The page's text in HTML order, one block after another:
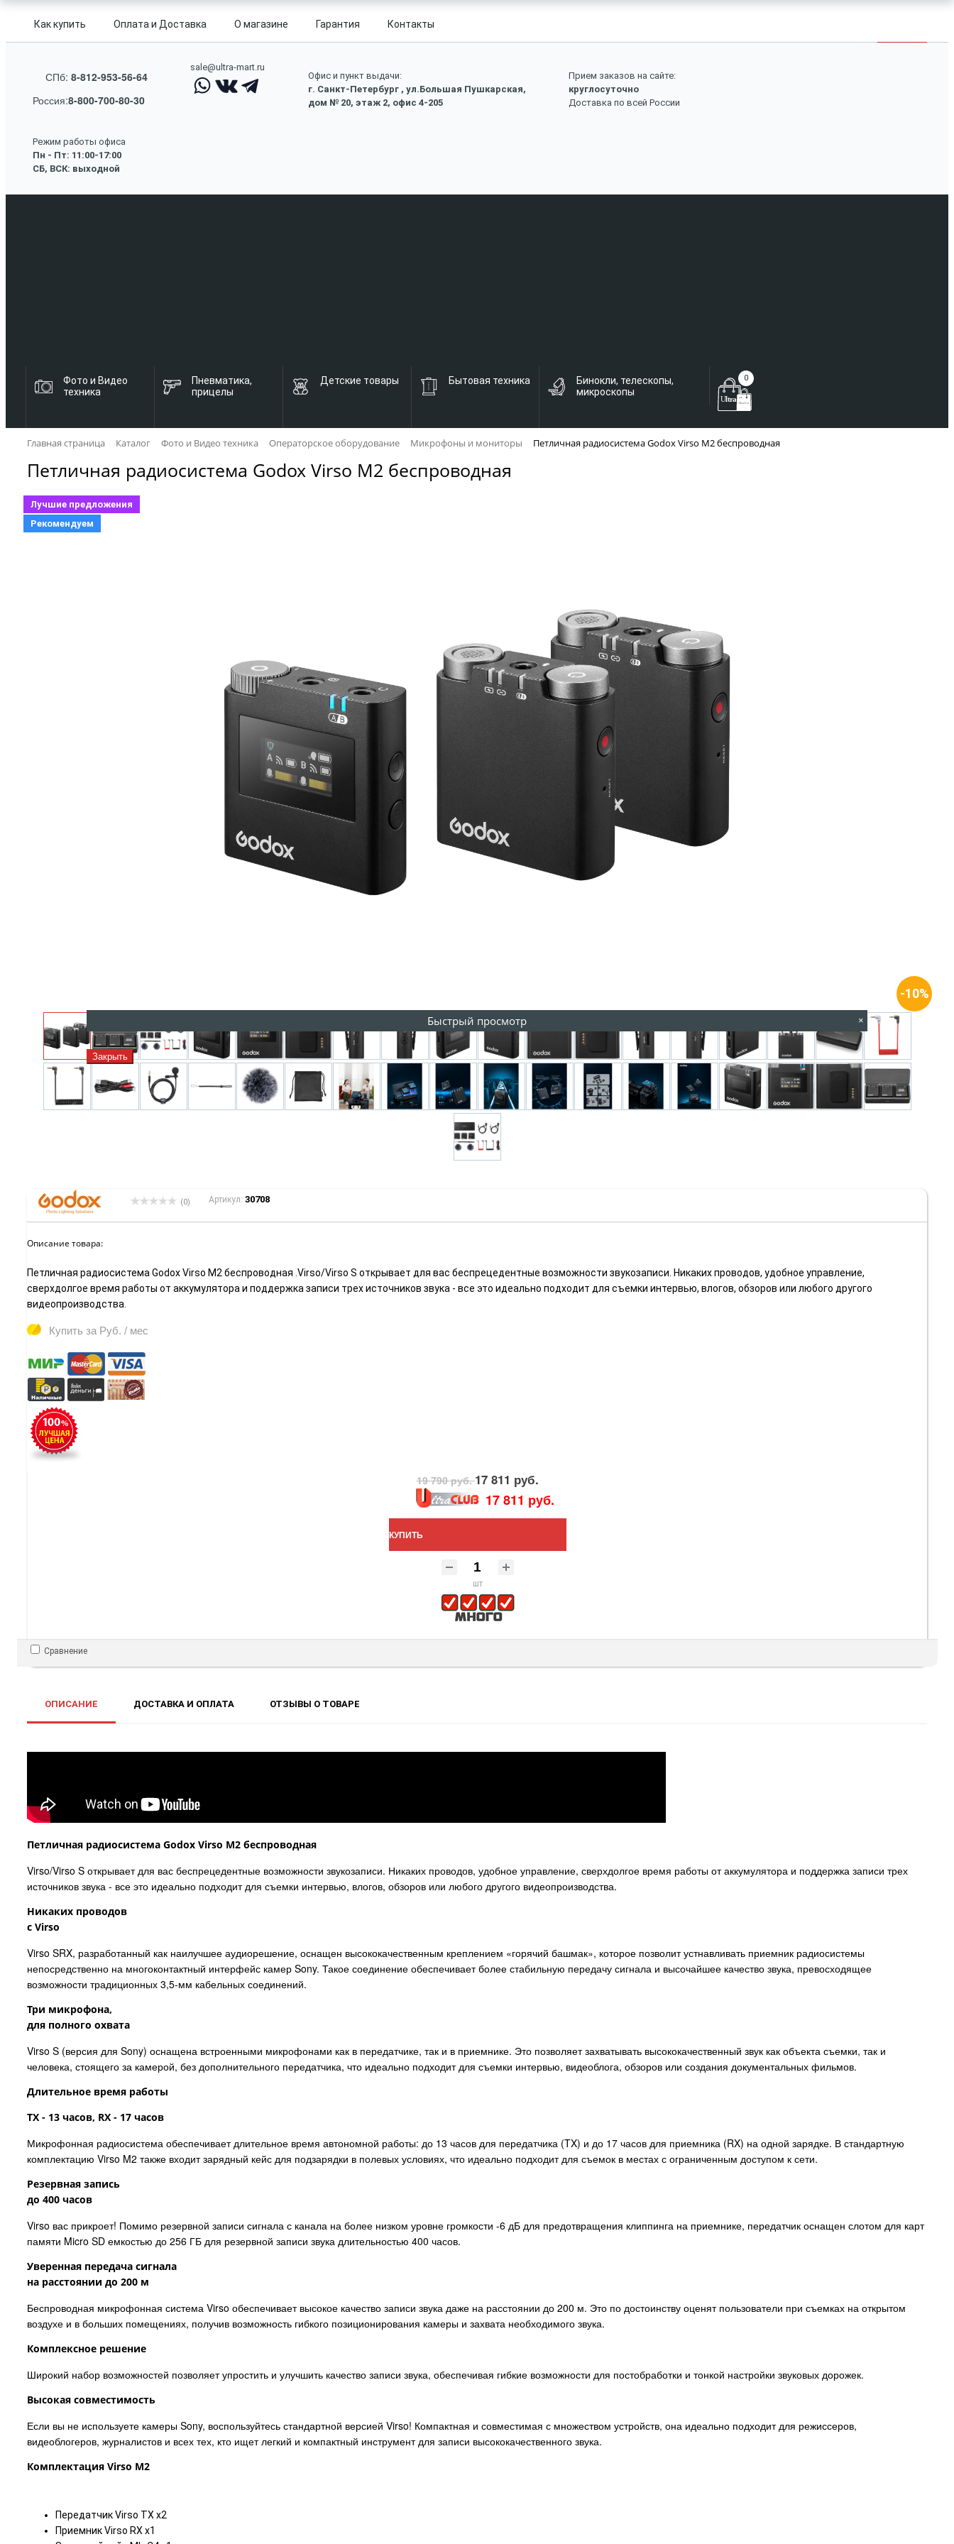
Как купить Оплата и Доставка О магазине Гарантия Контакты
СПб: 8-812-953-56-64
Россия:8-800-700-80-30
sale@ultra-mart.ru
Офис и пункт выдачи:
г. Санкт-Петербург , ул.Большая Пушкарская,
дом № 20, этаж 2, офис 4-205
Прием заказов на сайте:
круглосуточно
Доставка по всей России
Режим работы офиса
Пн - Пт: 11:00-17:00
СБ, ВСК: выходной
Фото и Видео
техника
Пневматика,
прицелы
Детские товары Бытовая техника
Бинокли, телескопы,
микроскопы
0
Главная страница Каталог Фото и Видео техника Операторское оборудование Микрофоны и мониторы Петличная радиосистема Godox Virso M2 беспроводная
Петличная радиосистема Godox Virso M2 беспроводная
Лучшие предложения
Рекомендуем
-10%
(0) Артикул: 30708
Описание товара:
Петличная радиосистема Godox Virso M2 беспроводная .Virso/Virso S открывает для вас беспрецедентные возможности звукозаписи. Никаких проводов, удобное управление,
сверхдолгое время работы от аккумулятора и поддержка записи трех источников звука - все это идеально подходит для съемки интервью, влогов, обзоров или любого другого
видеопроизводства.
Купить за Руб. / мес
19 790 руб.17 811 руб.
17 811 руб.
КУПИТЬ
шт
Сравнение
ОПИСАНИЕ ДОСТАВКА И ОПЛАТА ОТЗЫВЫ О ТОВАРЕ
Петличная радиосистема Godox Virso M2 беспроводная
Virso/Virso S открывает для вас беспрецедентные возможности звукозаписи. Никаких проводов, удобное управление, сверхдолгое время работы от аккумулятора и поддержка записи трех
источников звука - все это идеально подходит для съемки интервью, влогов, обзоров или любого другого видеопроизводства.
Никаких проводов
с Virso
Virso SRX, разработанный как наилучшее аудиорешение, оснащен высококачественным креплением «горячий башмак», которое позволит устнавливать приемник радиосистемы
непосредственно на многоконтактный интерфейс камер Sony. Такое соединение обеспечивает более стабильную передачу сигнала и высочайшее качество звука, превосходящее
возможности традиционных 3,5-мм кабельных соединений.
Три микрофона,
для полного охвата
Virso S (версия для Sony) оснащена встроенными микрофонами как в передатчике, так и в приемнике. Это позволяет захватывать высококачественный звук как объекта съемки, так и
человека, стоящего за камерой, без дополнительного передатчика, что идеально подходит для съемки интервью, видеоблога, обзоров или создания документальных фильмов.
Длительное время работы
TX - 13 часов, RX - 17 часов
Микрофонная радиосистема обеспечивает длительное время автономной работы: до 13 часов для передатчика (TX) и до 17 часов для приемника (RX) на одной зарядке. В стандартную
комплектацию Virso M2 также входит зарядный кейс для подзарядки в полевых условиях, что идеально подходит для съемок в местах с ограниченным доступом к сети.
Резервная запись
до 400 часов
Virso вас прикроет! Помимо резервной записи сигнала с канала на более низком уровне громкости -6 дБ для предотвращения клиппинга на приемнике, передатчик оснащен слотом для карт
памяти Micro SD емкостью до 256 ГБ для резервной записи звука длительностью 400 часов.
Уверенная передача сигнала
на расстоянии до 200 м
Беспроводная микрофонная система Virso обеспечивает высокое качество записи звука даже на расстоянии до 200 м. Это по достоинству оценят пользователи при съемках на открытом
воздухе и в больших помещениях, получив возможность гибкого позиционирования камеры и захвата необходимого звука.
Комплексное решение
Широкий набор возможностей позволяет упростить и улучшить качество записи звука, обеспечивая гибкие возможности для постобработки и тонкой настройки звуковых дорожек.
Высокая совместимость
Если вы не используете камеры Sony, воспользуйтесь стандартной версией Virso! Компактная и совместимая с множеством устройств, она идеально подходит для режиссеров,
видеоблогеров, журналистов и всех тех, кто ищет легкий и компактный инструмент для записи высококачественного звука.
Комплектация Virso M2
Передатчик Virso TX x2
Приемник Virso RX x1
Быстрый просмотр ×
Закрыть